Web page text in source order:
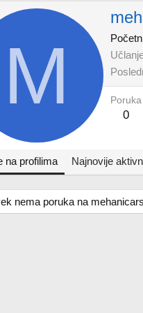
M Poruka
0
na profilima Najnovije
nema poruka na